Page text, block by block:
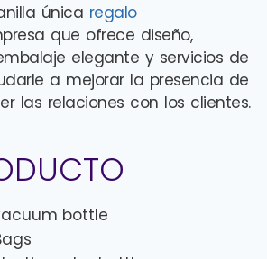
única regalo
que ofrece diseño,
elegante y servicios de
a mejorar la presencia de
las relaciones con los clientes.
bottle